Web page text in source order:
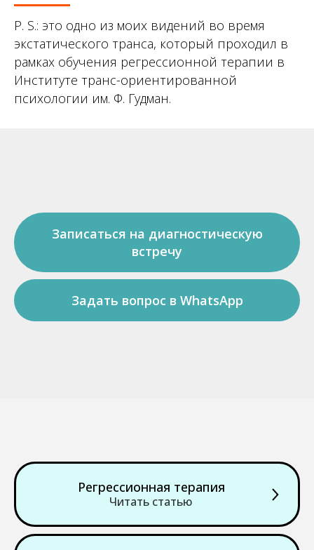
P. S.: это одно из моих видений во время
экстатического транса, который проходил в
рамках обучения регрессионной терапии в
Институте транс-ориентированной
психологии им. Ф. Гудман.
Записаться на диагностическую
встречу
Задать вопрос в WhatsApp
Регрессионная терапия
Читать статью